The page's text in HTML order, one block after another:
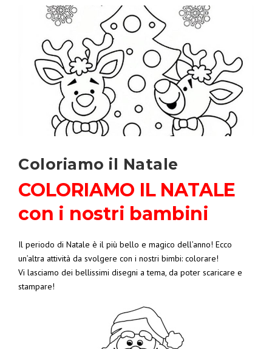
Coloriamo il Natale
COLORIAMO IL NATALE
con i nostri bambini
Il periodo di Natale è il più bello e magico dell’anno! Ecco
un’altra attività da svolgere con i nostri bimbi: colorare!
Vi lasciamo dei bellissimi disegni a tema, da poter scaricare e
stampare!